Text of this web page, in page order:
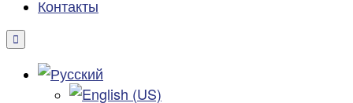
Контакты